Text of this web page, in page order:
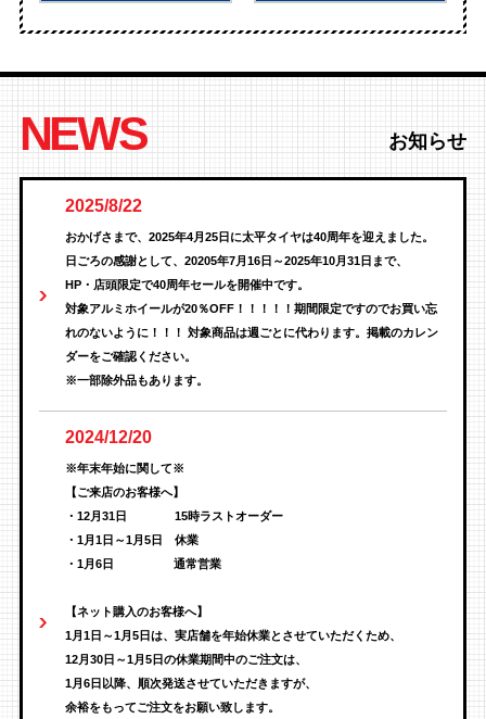
NEWS お知らせ
2025/8/22
おかげさまで、2025年4月25日に太平タイヤは40周年を迎えました。
日ごろの感謝として、20205年7月16日～2025年10月31日まで、
HP・店頭限定で40周年セールを開催中です。
対象アルミホイールが20％OFF！！！！！期間限定ですのでお買い忘
れのないように！！！ 対象商品は週ごとに代わります。掲載のカレン
ダーをご確認ください。
※一部除外品もあります。
2024/12/20
※年末年始に関して※
【ご来店のお客様へ】
・12月31日 15時ラストオーダー
・1月1日～1月5日 休業
・1月6日 通常営業
【ネット購入のお客様へ】
1月1日～1月5日は、実店舗を年始休業とさせていただくため、
12月30日～1月5日の休業期間中のご注文は、
1月6日以降、順次発送させていただきますが、
余裕をもってご注文をお願い致します。